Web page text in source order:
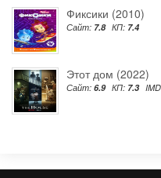
Фиксики (2010)
Сайт: 7.8 КП: 7.4
Этот дом (2022)
Сайт: 6.9 КП: 7.3